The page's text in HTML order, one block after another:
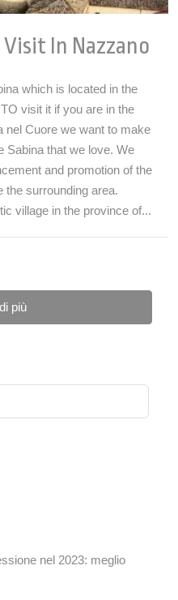
In Nazzano
which is located in the
visit it if you are in the
nel Cuore we want to make
Sabina that we love. We
and promotion of the
the surrounding area.
village in the province of...
più
nel 2023: meglio